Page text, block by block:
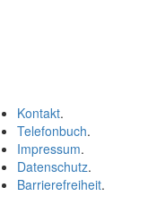
Kontakt.
Telefonbuch.
Impressum.
Datenschutz.
Barrierefreiheit.